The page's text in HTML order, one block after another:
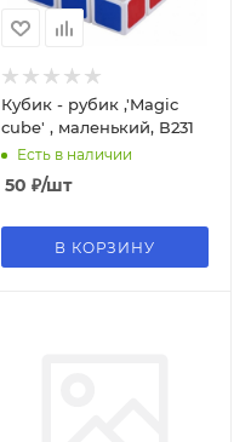
Кубик - рубик ,'Magic
cube' , маленький, В231
Есть в наличии
50 ₽/шт
В КОРЗИНУ